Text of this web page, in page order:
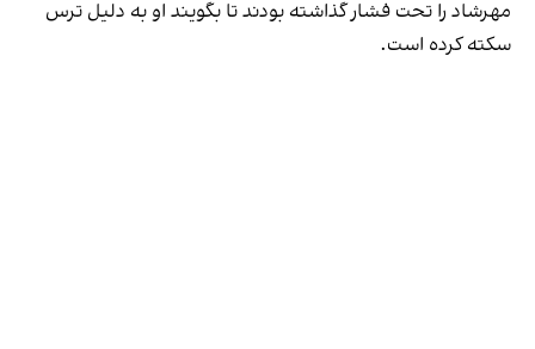
مهرشاد را تحت فشار گذاشته بودند تا بگویند او به دلیل ترس
سکته کرده است.